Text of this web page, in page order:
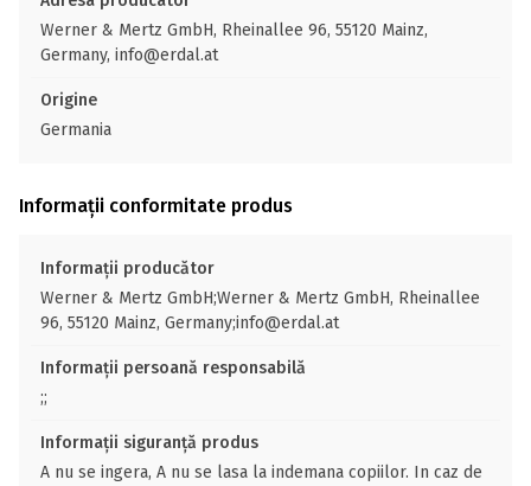
Werner & Mertz GmbH, Rheinallee 96, 55120 Mainz,
Germany, info@erdal.at
Origine
Germania
Informații conformitate produs
Informații producător
Werner & Mertz GmbH;Werner & Mertz GmbH, Rheinallee
96, 55120 Mainz, Germany;info@erdal.at
Informații persoană responsabilă
;;
Informații siguranță produs
A nu se ingera, A nu se lasa la indemana copiilor. In caz de